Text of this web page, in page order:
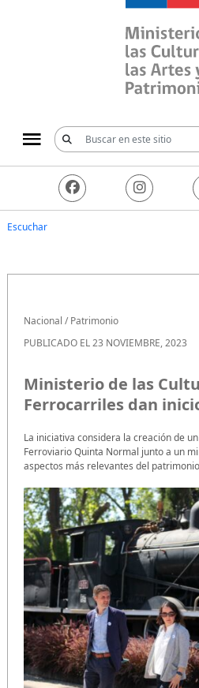
Ministerio de
Escuchar
Nacional /Patrimonio
PUBLICADO EL 23 NOVIEMBRE, 2023
Ministerio de las
Ferrocarriles dan
La iniciativa considera la creación de
Ferroviario Quinta Normal junto a un
aspectos más relevantes del